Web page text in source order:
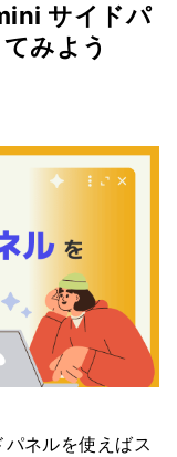
サイドパ
みよう
ネルを使えばス